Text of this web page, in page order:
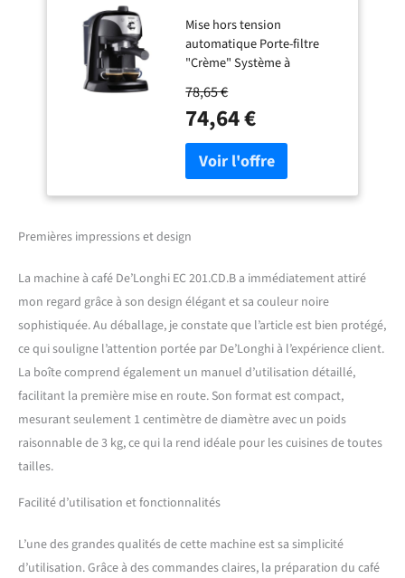
Mise hors tension
automatique Porte-filtre
"Crème" Système à
avec une capacité de 1 l Bac
récolte gouttes amovible
avec système anti-goutte
pour un nettoyage facile
Poignée de réglage de la
vapeur
78,65 €
74,64 €
Premières impressions et design
La machine à café De’Longhi EC 201.CD.B a immédiatement attiré
mon regard grâce à son design élégant et sa couleur noire
sophistiquée. Au déballage, je constate que l’article est bien protégé,
ce qui souligne l’attention portée par De’Longhi à l’expérience client.
La boîte comprend également un manuel d’utilisation détaillé,
facilitant la première mise en route. Son format est compact,
mesurant seulement 1 centimètre de diamètre avec un poids
raisonnable de 3 kg, ce qui la rend idéale pour les cuisines de toutes
tailles.
Facilité d’utilisation et fonctionnalités
L’une des grandes qualités de cette machine est sa simplicité
d’utilisation. Grâce à des commandes claires, la préparation du café